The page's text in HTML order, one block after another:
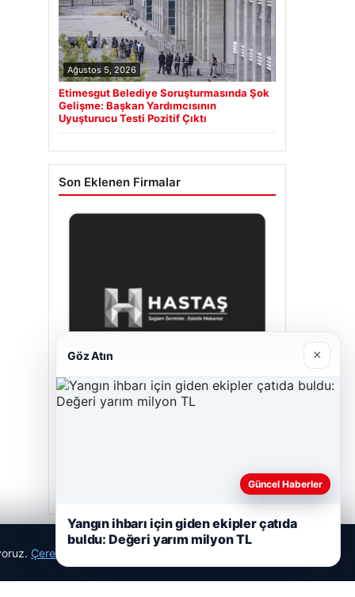
Ağustos 5, 2026
Etimesgut Belediye Soruşturmasında Şok
Gelişme: Başkan Yardımcısının
Uyuşturucu Testi Pozitif Çıktı
Son Eklenen Firmalar
Çerez Politikamız
Göz Atın ×
Güncel Haberler
Yangın ihbarı için giden ekipler çatıda
buldu: Değeri yarım milyon TL